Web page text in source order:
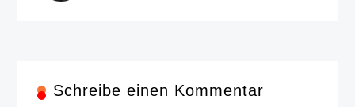
Schreibe einen Kommentar